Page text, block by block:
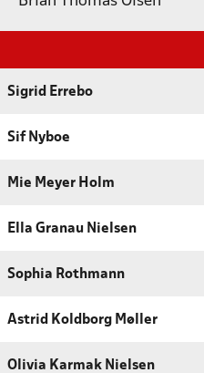
Sigrid Errebo
Sif Nyboe
Mie Meyer Holm
Ella Granau Nielsen
Sophia Rothmann
Astrid Koldborg Møller
Olivia Karmak Nielsen